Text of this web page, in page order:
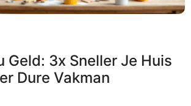
Geld: 3x Sneller Je Huis
Dure Vakman